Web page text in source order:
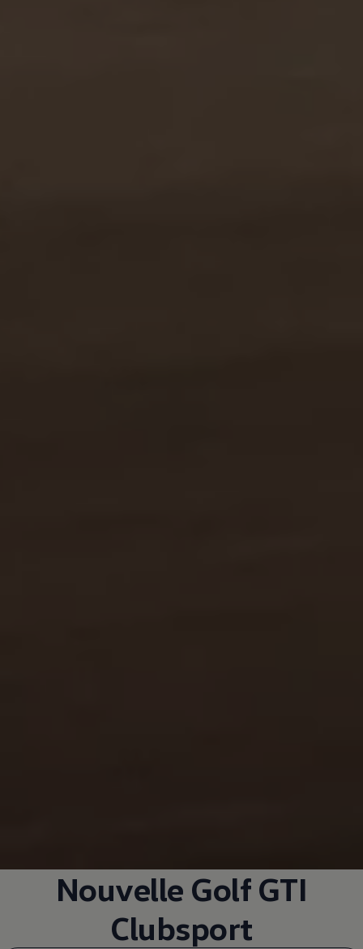
Nouvelle Golf GTI
Clubsport